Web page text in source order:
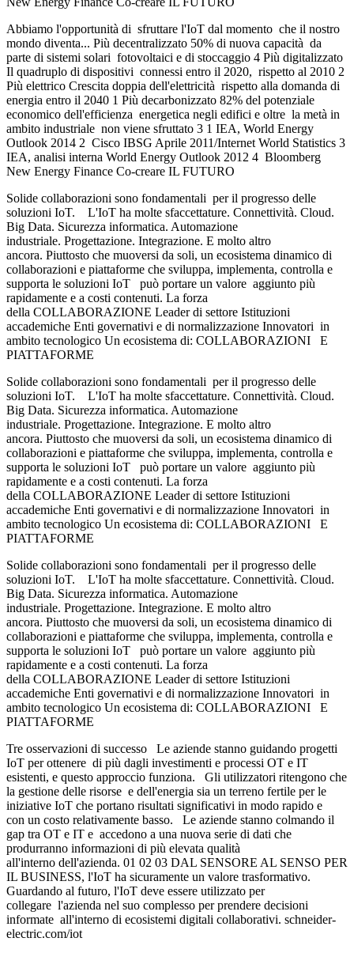
Abbiamo l'opportunità di sfruttare l'IoT dal momento che il nostro
mondo diventa... Più decentralizzato 50% di nuova capacità da
parte di sistemi solari fotovoltaici e di stoccaggio 4 Più digitalizzato
Il quadruplo di dispositivi connessi entro il 2020, rispetto al 2010 2
Più elettrico Crescita doppia dell'elettricità rispetto alla domanda di
energia entro il 2040 1 Più decarbonizzato 82% del potenziale
economico dell'efficienza energetica negli edifici e oltre la metà in
ambito industriale non viene sfruttato 3 1 IEA, World Energy
Outlook 2014 2 Cisco IBSG Aprile 2011/Internet World Statistics 3
IEA, analisi interna World Energy Outlook 2012 4 Bloomberg
New Energy Finance Co-creare IL FUTURO
Solide collaborazioni sono fondamentali per il progresso delle
soluzioni IoT. L'IoT ha molte sfaccettature. Connettività. Cloud.
Big Data. Sicurezza informatica. Automazione
industriale. Progettazione. Integrazione. E molto altro
ancora. Piuttosto che muoversi da soli, un ecosistema dinamico di
collaborazioni e piattaforme che sviluppa, implementa, controlla e
supporta le soluzioni IoT può portare un valore aggiunto più
rapidamente e a costi contenuti. La forza
della COLLABORAZIONE Leader di settore Istituzioni
accademiche Enti governativi e di normalizzazione Innovatori in
ambito tecnologico Un ecosistema di: COLLABORAZIONI E
PIATTAFORME
Solide collaborazioni sono fondamentali per il progresso delle
soluzioni IoT. L'IoT ha molte sfaccettature. Connettività. Cloud.
Big Data. Sicurezza informatica. Automazione
industriale. Progettazione. Integrazione. E molto altro
ancora. Piuttosto che muoversi da soli, un ecosistema dinamico di
collaborazioni e piattaforme che sviluppa, implementa, controlla e
supporta le soluzioni IoT può portare un valore aggiunto più
rapidamente e a costi contenuti. La forza
della COLLABORAZIONE Leader di settore Istituzioni
accademiche Enti governativi e di normalizzazione Innovatori in
ambito tecnologico Un ecosistema di: COLLABORAZIONI E
PIATTAFORME
Solide collaborazioni sono fondamentali per il progresso delle
soluzioni IoT. L'IoT ha molte sfaccettature. Connettività. Cloud.
Big Data. Sicurezza informatica. Automazione
industriale. Progettazione. Integrazione. E molto altro
ancora. Piuttosto che muoversi da soli, un ecosistema dinamico di
collaborazioni e piattaforme che sviluppa, implementa, controlla e
supporta le soluzioni IoT può portare un valore aggiunto più
rapidamente e a costi contenuti. La forza
della COLLABORAZIONE Leader di settore Istituzioni
accademiche Enti governativi e di normalizzazione Innovatori in
ambito tecnologico Un ecosistema di: COLLABORAZIONI E
PIATTAFORME
Tre osservazioni di successo Le aziende stanno guidando progetti
IoT per ottenere di più dagli investimenti e processi OT e IT
esistenti, e questo approccio funziona. Gli utilizzatori ritengono che
la gestione delle risorse e dell'energia sia un terreno fertile per le
iniziative IoT che portano risultati significativi in modo rapido e
con un costo relativamente basso. Le aziende stanno colmando il
gap tra OT e IT e accedono a una nuova serie di dati che
produrranno informazioni di più elevata qualità
all'interno dell'azienda. 01 02 03 DAL SENSORE AL SENSO PER
IL BUSINESS, l'IoT ha sicuramente un valore trasformativo.
Guardando al futuro, l'IoT deve essere utilizzato per
collegare l'azienda nel suo complesso per prendere decisioni
informate all'interno di ecosistemi digitali collaborativi. schneider-
electric.com/iot